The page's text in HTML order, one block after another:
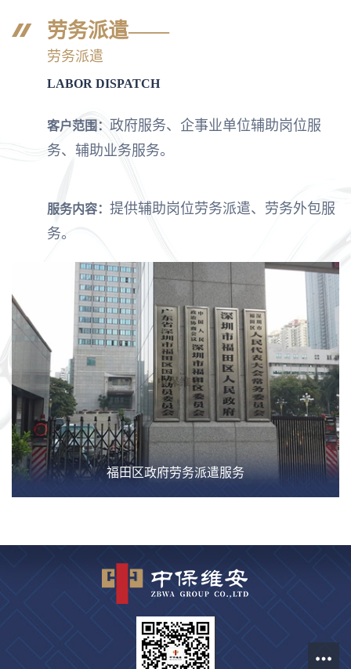
劳务派遣——
劳务派遣
LABOR DISPATCH
客户范围： 政府服务、企事业单位辅助岗位服
务、辅助业务服务。
服务内容： 提供辅助岗位劳务派遣、劳务外包服
务。
福田区政府劳务派遣服务